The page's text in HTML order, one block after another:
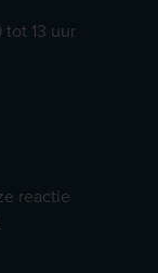
tot 13 uur
reactie